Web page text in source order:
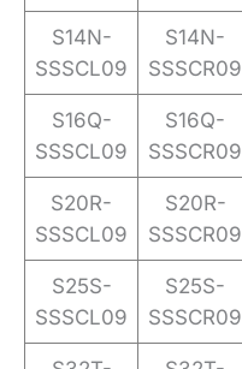
S14N-
SSSCL09
S14N-
SSSCR09
S16Q-
SSSCL09
S16Q-
SSSCR09
S20R-
SSSCL09
S20R-
SSSCR09
S25S-
SSSCL09
S25S-
SSSCR09